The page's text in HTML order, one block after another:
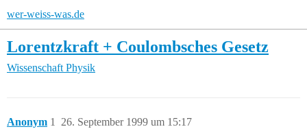
wer-weiss-was.de
Lorentzkraft + Coulombsches Gesetz
Wissenschaft Physik
Anonym 26. September 1999 um 15:17
1